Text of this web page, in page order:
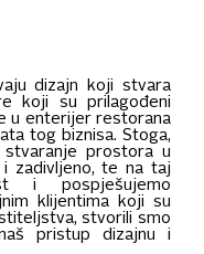
dizajn koji stvara
koji su prilagođeni
u enterijer restorana
tog biznisa. Stoga,
prostora u
zadivljeno, te na taj
i pospješujemo
klijentima koji su
stvorili smo
pristup dizajnu i